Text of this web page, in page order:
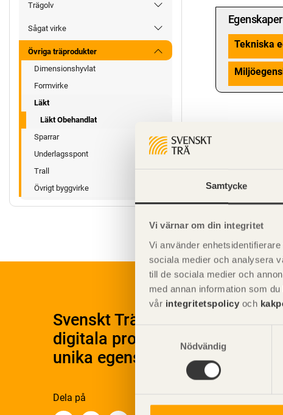
Samtycke
Vi värnar om din integritet
Vi använder
sociala medier och analysera
till de sociala medier och
med annan information som
vår integritetspolicy och
Nödvändig
Trägolv
Sågat virke
Övriga träprodukter
Dimensionshyvlat
Formvirke
Läkt
Läkt Obehandlat
Sparrar
Underlagsspont
Trall
Övrigt byggvirke
Egenskaper
Tekniska
Svenskt Träs Produktkatalog
digitala produktkatalog för att
unika egenskaper.
Dela på